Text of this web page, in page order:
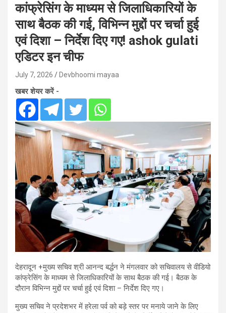
कांफ्रेसिंग के माध्यम से जिलाधिकारियों के
साथ बैठक की गई, विभिन्न मुद्दों पर चर्चा हुई
एवं दिशा – निर्देश दिए गए! ashok gulati
एडिटर इन चीफ
July 7, 2026 Devbhoomi mayaa
खबर शेयर करें -
देहरादून +मुख्य सचिव श्री आनन्द बर्द्धन ने मंगलवार को सचिवालय से वीडियो
कांफ्रेसिंग के माध्यम से जिलाधिकारियों के साथ बैठक की गई। बैठक के
दौरान विभिन्न मुद्दों पर चर्चा हुई एवं दिशा – निर्देश दिए गए।
मुख्य सचिव ने प्रदेशभर में हरेला पर्व को बड़े स्तर पर मनाये जाने के लिए